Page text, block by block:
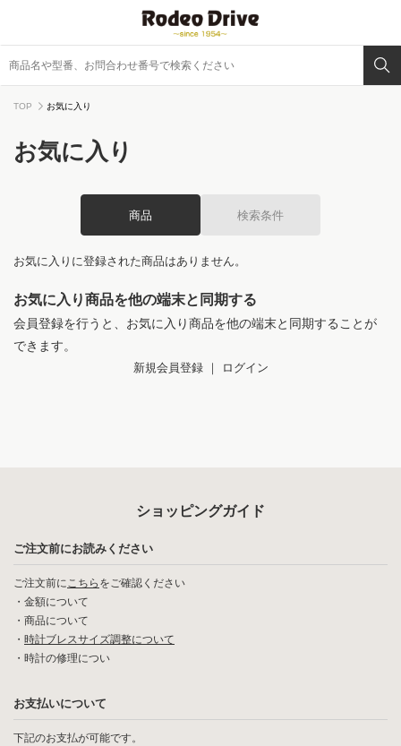
TOP お気に入り
お気に入り
商品 検索条件
お気に入りに登録された商品はありません。
お気に入り商品を他の端末と同期する
会員登録を行うと、お気に入り商品を他の端末と同期することが
できます。
新規会員登録｜ ログイン
ショッピングガイド
ご注文前にお読みください
ご注文前にこちら をご確認ください
・ 金額について
・ 商品について
・ 時計ブレスサイズ調整について
・ 時計の修理につい
お支払いについて
下記のお支払が可能です。